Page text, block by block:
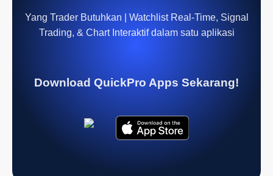
Yang Trader Butuhkan | Watchlist Real-Time, Signal
Trading, & Chart Interaktif dalam satu aplikasi
Download QuickPro Apps Sekarang!